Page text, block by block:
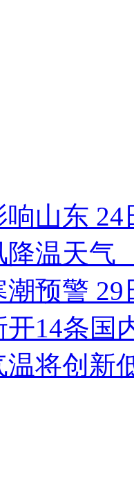
山东
降温天
潮预警
14条国
温将创新